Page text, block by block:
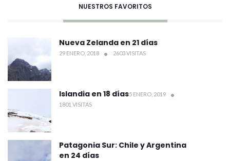
NUESTROS FAVORITOS
Nueva Zelanda en 21 días
29 ENERO, 2018 2603 VISITAS
Islandia en 18 días5 ENERO, 2019
1801 VISITAS
Patagonia Sur: Chile y Argentina
en 24 días